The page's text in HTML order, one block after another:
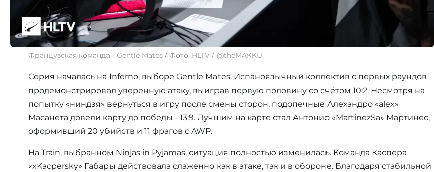
Французская команда - Gentle Mates / Фото: HLTV / @theMAKKU
Серия началась на Inferno, выборе Gentle Mates. Испаноязычный коллектив с первых раундов
продемонстрировал уверенную атаку, выиграв первую половину со счётом 10:2. Несмотря на
попытку «ниндзя» вернуться в игру после смены сторон, подопечные Алехандро «alex»
Масанета довели карту до победы - 13:9. Лучшим на карте стал Антонио «MartinezSa» Мартинес,
оформивший 20 убийств и 11 фрагов с AWP.
На Train, выбранном Ninjas in Pyjamas, ситуация полностью изменилась. Команда Каспера
«xKacpersky» Габары действовала слаженно как в атаке, так и в обороне. Благодаря стабильной